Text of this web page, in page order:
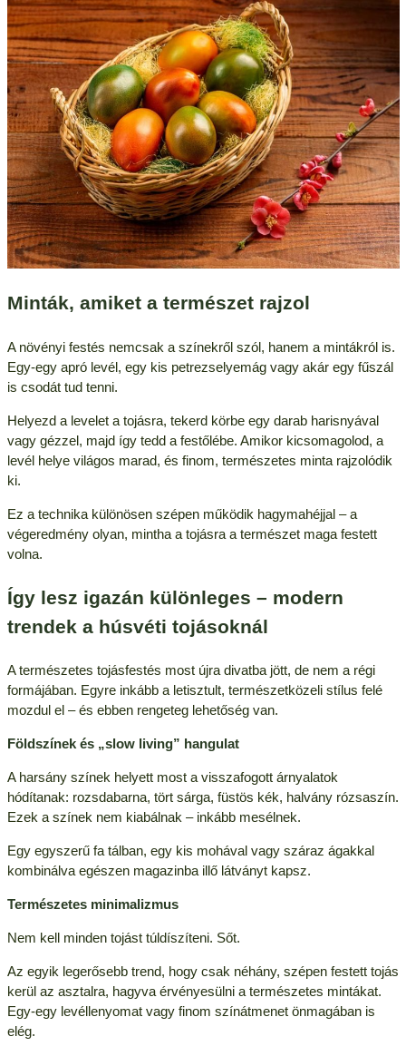
Minták, amiket a természet rajzol
A növényi festés nemcsak a színekről szól, hanem a mintákról is.
Egy-egy apró levél, egy kis petrezselyemág vagy akár egy fűszál
is csodát tud tenni.
Helyezd a levelet a tojásra, tekerd körbe egy darab harisnyával
vagy gézzel, majd így tedd a festőlébe. Amikor kicsomagolod, a
levél helye világos marad, és finom, természetes minta rajzolódik
ki.
Ez a technika különösen szépen működik hagymahéjjal – a
végeredmény olyan, mintha a tojásra a természet maga festett
volna.
Így lesz igazán különleges – modern
trendek a húsvéti tojásoknál
A természetes tojásfestés most újra divatba jött, de nem a régi
formájában. Egyre inkább a letisztult, természetközeli stílus felé
mozdul el – és ebben rengeteg lehetőség van.
Földszínek és „slow living” hangulat
A harsány színek helyett most a visszafogott árnyalatok
hódítanak: rozsdabarna, tört sárga, füstös kék, halvány rózsaszín.
Ezek a színek nem kiabálnak – inkább mesélnek.
Egy egyszerű fa tálban, egy kis mohával vagy száraz ágakkal
kombinálva egészen magazinba illő látványt kapsz.
Természetes minimalizmus
Nem kell minden tojást túldíszíteni. Sőt.
Az egyik legerősebb trend, hogy csak néhány, szépen festett tojás
kerül az asztalra, hagyva érvényesülni a természetes mintákat.
Egy-egy levéllenyomat vagy finom színátmenet önmagában is
elég.